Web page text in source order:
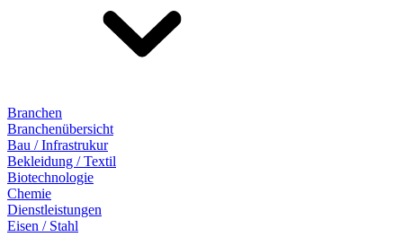
Branchen
Branchenübersicht
Bau / Infrastrukur
Bekleidung / Textil
Biotechnologie
Chemie
Dienstleistungen
Eisen / Stahl